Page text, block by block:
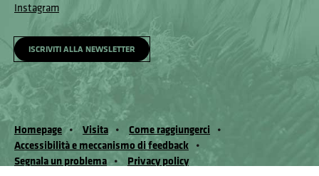
Instagram
ISCRIVITI ALLA NEWSLETTER
Homepage Visita
Come raggiungerci
Accessibilità e meccanismo di feedback
Segnala un problema
Privacy policy